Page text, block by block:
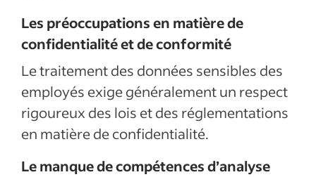
Les préoccupations en matière de
confidentialité et de conformité
Le traitement des données sensibles des
employés exige généralement un respect
rigoureux des lois et des réglementations
en matière de confidentialité.
Le manque de compétences d’analyse